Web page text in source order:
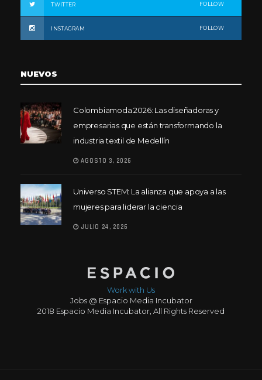
TWITTER FOLLOW
INSTAGRAM FOLLOW
NUEVOS
Colombiamoda 2026: Las diseñadoras y
empresarias que están transformando la
industria textil de Medellín
AGOSTO 3, 2026
Universo STEM: La alianza que apoya a las
mujeres para liderar la ciencia
JULIO 24, 2026
Work with Us
Jobs @ Espacio Media Incubator
2018 Espacio Media Incubator, All Rights Reserved